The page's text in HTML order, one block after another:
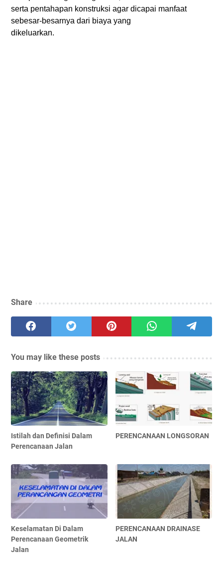
serta pentahapan konstruksi agar dicapai manfaat
sebesar-besarnya dari biaya yang
dikeluarkan.
Share
You may like these posts
Istilah dan Definisi Dalam
Perencanaan Jalan
PERENCANAAN LONGSORAN
Keselamatan Di Dalam
Perencanaan Geometrik
Jalan
PERENCANAAN DRAINASE
JALAN